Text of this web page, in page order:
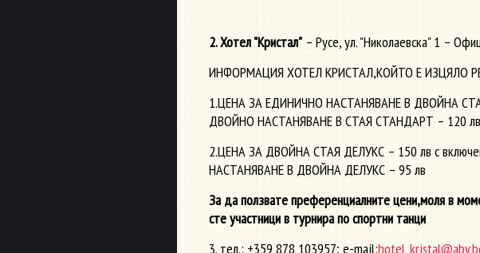
2. Хотел "Кристал" – Русе, ул. "Николаевска" 1 –
ИНФОРМАЦИЯ ХОТЕЛ КРИСТАЛ,КОЙТО Е ИЗЦЯЛО
1.ЦЕНА ЗА ЕДИНИЧНО НАСТАНЯВАНЕ В ДВОЙНА СТАЯ
ДВОЙНО НАСТАНЯВАНЕ В СТАЯ СТАНДАРТ – 120 лв
2.ЦЕНА ЗА ДВОЙНА СТАЯ ДЕЛУКС – 150 лв с
НАСТАНЯВАНЕ В ДВОЙНА ДЕЛУКС – 95 лв
За да ползвате преференциалните цени,моля в
сте учaстници в турнира по спортни танци
3. тел.: +359 878 103957; e-mail: